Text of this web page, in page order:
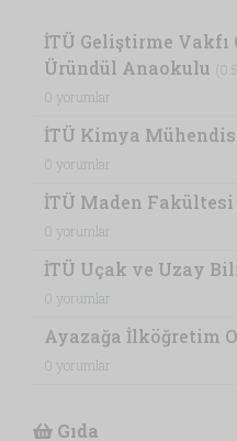
İTÜ Geliştirme Vakfı
Üründül Anaokulu
0 yorumlar
İTÜ Kimya
0 yorumlar
İTÜ Maden Fakültesi
0 yorumlar
İTÜ Uçak ve Uzay
0 yorumlar
Ayazağa İlköğretim
0 yorumlar
Gıda